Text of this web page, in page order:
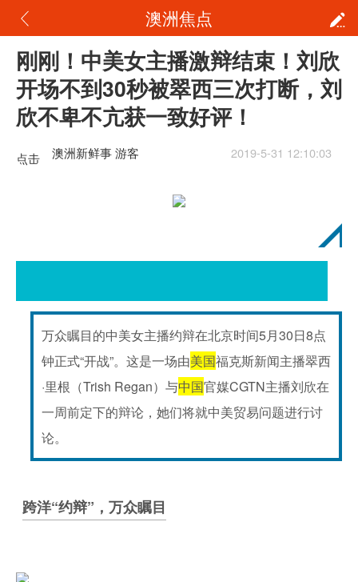
澳洲焦点
刚刚！中美女主播激辩结束！刘欣
开场不到30秒被翠西三次打断，刘
欣不卑不亢获一致好评！
点击
澳洲新鲜事 游客 2019-5-31 12:10:03
万众瞩目的中美女主播约辩在北京时间5月30日8点
钟正式“开战”。这是一场由美国福克斯新闻主播翠西
·里根（Trish Regan）与中国官媒CGTN主播刘欣在
一周前定下的辩论，她们将就中美贸易问题进行讨
论。
跨洋“约辩”，万众瞩目